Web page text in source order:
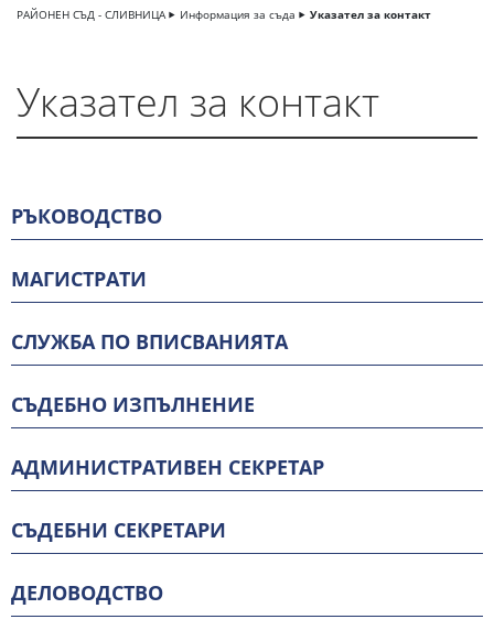
РАЙОНЕН СЪД - СЛИВНИЦА Информация за съда Указател за контакт
Указател за контакт
РЪКОВОДСТВО
МАГИСТРАТИ
СЛУЖБА ПО ВПИСВАНИЯТА
СЪДЕБНО ИЗПЪЛНЕНИЕ
АДМИНИСТРАТИВЕН СЕКРЕТАР
СЪДЕБНИ СЕКРЕТАРИ
ДЕЛОВОДСТВО